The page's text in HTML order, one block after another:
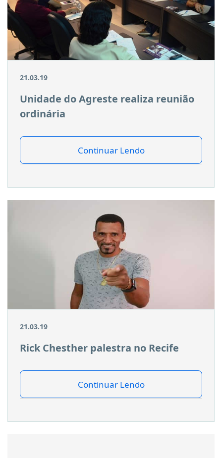
21.03.19
Unidade do Agreste realiza reunião
ordinária
Continuar Lendo
21.03.19
Rick Chesther palestra no Recife
Continuar Lendo